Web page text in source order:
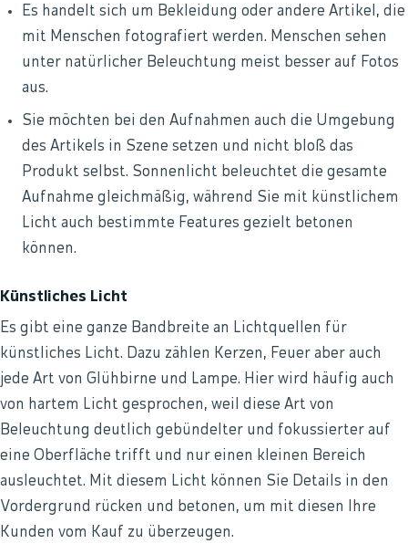
Es handelt sich um Bekleidung oder andere Artikel, die
mit Menschen fotografiert werden. Menschen sehen
unter natürlicher Beleuchtung meist besser auf Fotos
aus.
Sie möchten bei den Aufnahmen auch die Umgebung
des Artikels in Szene setzen und nicht bloß das
Produkt selbst. Sonnenlicht beleuchtet die gesamte
Aufnahme gleichmäßig, während Sie mit künstlichem
Licht auch bestimmte Features gezielt betonen
können.
Künstliches Licht
Es gibt eine ganze Bandbreite an Lichtquellen für
künstliches Licht. Dazu zählen Kerzen, Feuer aber auch
jede Art von Glühbirne und Lampe. Hier wird häufig auch
von hartem Licht gesprochen, weil diese Art von
Beleuchtung deutlich gebündelter und fokussierter auf
eine Oberfläche trifft und nur einen kleinen Bereich
ausleuchtet. Mit diesem Licht können Sie Details in den
Vordergrund rücken und betonen, um mit diesen Ihre
Kunden vom Kauf zu überzeugen.